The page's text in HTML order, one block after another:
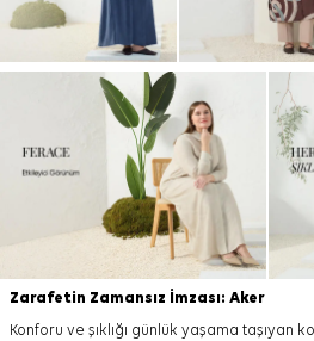
Zarafetin Zamansız İmzası: Aker
Konforu ve şıklığı günlük yaşama taşıyan